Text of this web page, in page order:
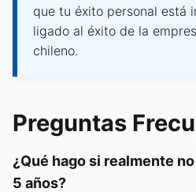
que tu éxito personal está
ligado al éxito de la
chileno.
Preguntas
¿Qué hago si realmente
5 años?